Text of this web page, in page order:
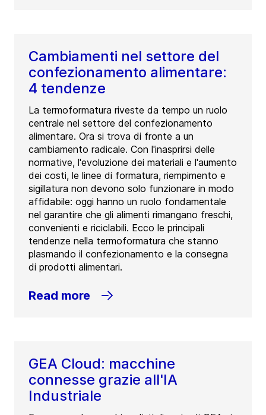
Cambiamenti nel settore del
confezionamento alimentare:
4 tendenze
La termoformatura riveste da tempo un ruolo
centrale nel settore del confezionamento
alimentare. Ora si trova di fronte a un
cambiamento radicale. Con l'inasprirsi delle
normative, l'evoluzione dei materiali e l'aumento
dei costi, le linee di formatura, riempimento e
sigillatura non devono solo funzionare in modo
affidabile: oggi hanno un ruolo fondamentale
nel garantire che gli alimenti rimangano freschi,
convenienti e riciclabili. Ecco le principali
tendenze nella termoformatura che stanno
plasmando il confezionamento e la consegna
di prodotti alimentari.
Read more
GEA Cloud: macchine
connesse grazie all'IA
Industriale